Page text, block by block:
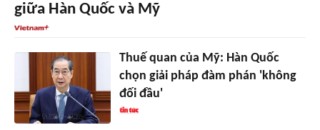
giữa Hàn Quốc và Mỹ
Thuế quan của Mỹ: Hàn Quốc
chọn giải pháp đàm phán 'không
đối đầu'